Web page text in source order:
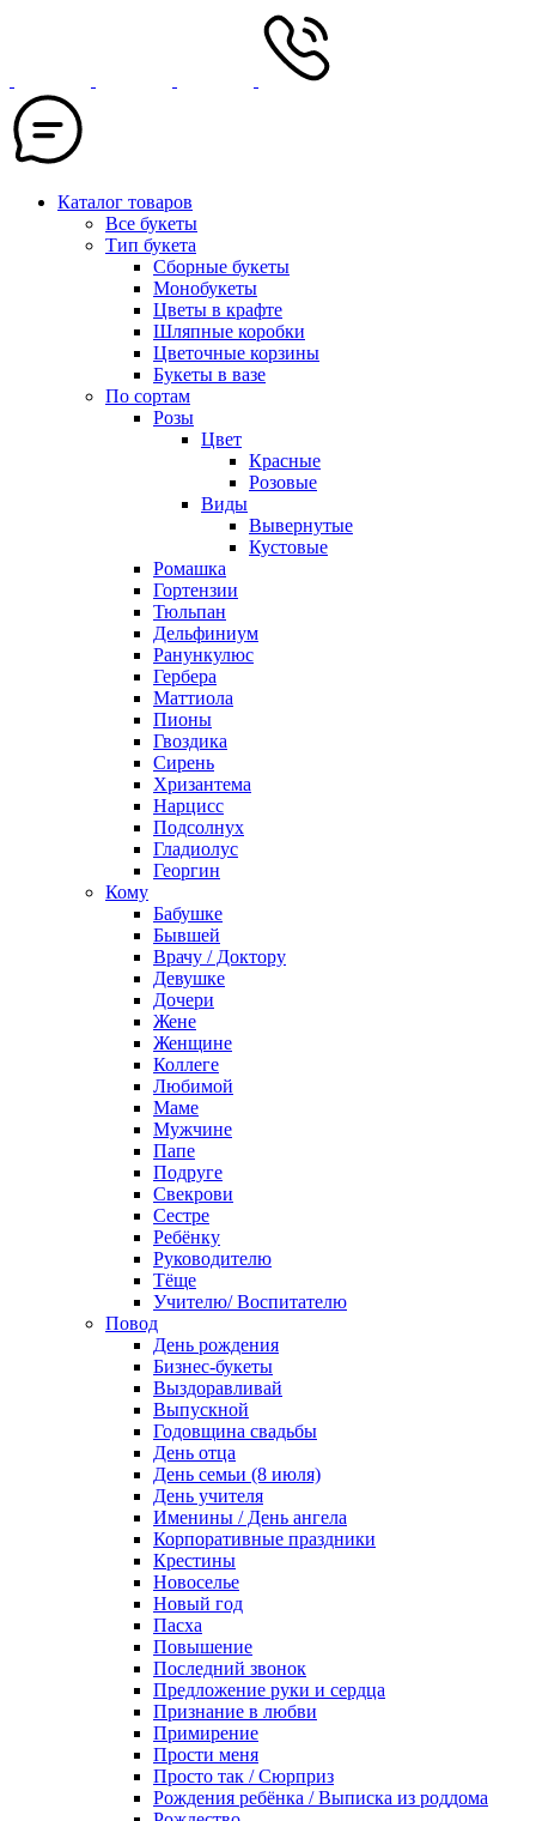
Каталог товаров
Все букеты
Тип букета
Сборные букеты
Монобукеты
Цветы в крафте
Шляпные коробки
Цветочные корзины
Букеты в вазе
По сортам
Розы
Цвет
Красные
Розовые
Виды
Вывернутые
Кустовые
Ромашка
Гортензии
Тюльпан
Дельфиниум
Ранункулюс
Гербера
Маттиола
Пионы
Гвоздика
Сирень
Хризантема
Нарцисс
Подсолнух
Гладиолус
Георгин
Кому
Бабушке
Бывшей
Врачу / Доктору
Девушке
Дочери
Жене
Женщине
Коллеге
Любимой
Маме
Мужчине
Папе
Подруге
Свекрови
Сестре
Ребёнку
Руководителю
Тёще
Учителю/ Воспитателю
Повод
День рождения
Бизнес-букеты
Выздоравливай
Выпускной
Годовщина свадьбы
День отца
День семьи (8 июля)
День учителя
Именины / День ангела
Корпоративные праздники
Крестины
Новоселье
Новый год
Пасха
Повышение
Последний звонок
Предложение руки и сердца
Признание в любви
Примирение
Прости меня
Просто так / Сюрприз
Рождения ребёнка / Выписка из роддома